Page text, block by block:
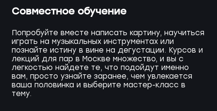
Совместное обучение
Попробуйте вместе написать картину, научиться
играть на музыкальных инструментах или
познайте истину в вине на дегустации. Курсов и
лекций для пар в Москве множество, и вы с
легкостью найдете те, что подойдут именно
вам, просто узнайте заранее, чем увлекается
ваша половинка и выберите мастер-класс в
тему.